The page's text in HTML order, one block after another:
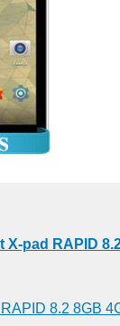
pad RAPID
8.2 8GB